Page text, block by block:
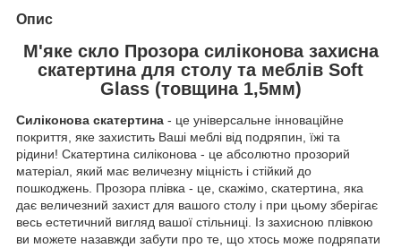
Опис
М'яке скло Прозора силіконова захисна
скатертина для столу та меблів Soft
Glass (товщина 1,5мм)
Силіконова скатертина - це універсальне інноваційне
покриття, яке захистить Ваші меблі від подряпин, їжі та
рідини! Скатертина силіконова - це абсолютно прозорий
матеріал, який має величезну міцність і стійкий до
пошкоджень. Прозора плівка - це, скажімо, скатертина, яка
дає величезний захист для вашого столу і при цьому зберігає
весь естетичний вигляд вашої стільниці. Із захисною плівкою
ви можете назавжди забути про те, що хтось може подряпати